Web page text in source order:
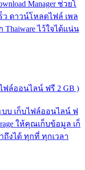
Manager ช่วยโ
ว ดาวน์โหลดไฟล์ เพล
ไว้ใจได้แน่น
ฟล์ออนไลน์ ฟรี 2 GB )
บ เก็บไฟล์ออนไลน์ ฟ
ให้คุณเก็บข้อมูล เก็
งได้ ทุกที่ ทุกเวลา